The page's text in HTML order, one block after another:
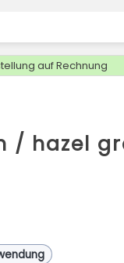
auf Rechnung
/ hazel